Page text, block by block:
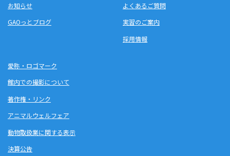
お知らせ
GAOっとブログ
よくあるご質問
実習のご案内
採用情報
愛称・ロゴマーク
館内での撮影について
著作権・リンク
アニマルウェルフェア
動物取扱業に関する表示
決算公告